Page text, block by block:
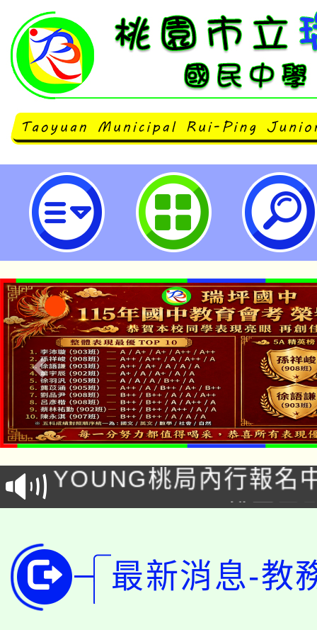
臺南市崑山高級中等學校辦理《
Conference Tainan 2026》「教
長 × 轉化」全英語研習-桃園市立
「本色祭」8/29、30在
場熱烈登場!
8/21下午1時於龍潭區
徵才活動。
YOUNG桃局內行報名
局官網。
8月14至27日，桃園電
田徑場及游泳池舉行。
桃園市低收入戶享有免
大園自造教育及科技中
最新消息-教